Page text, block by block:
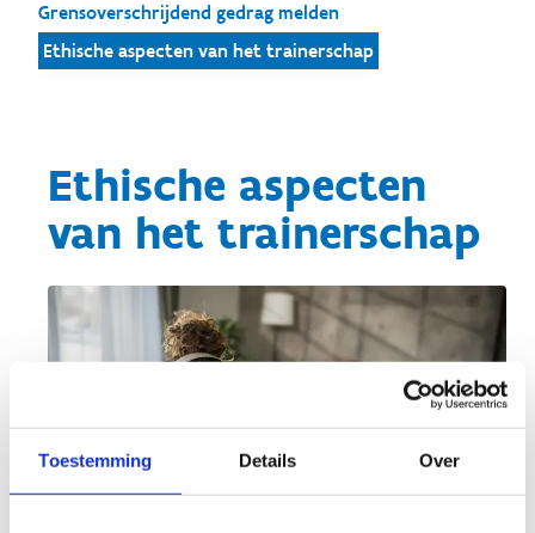
Toestemming Details Over
Grensoverschrijdend gedrag melden
Ethische aspecten van het trainerschap
Ethische aspecten
van het trainerschap